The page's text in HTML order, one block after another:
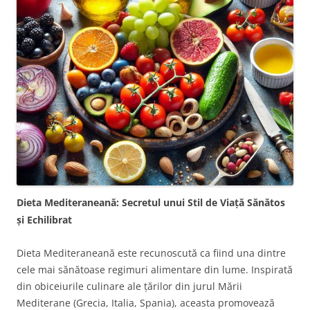
Dieta Mediteraneană: Secretul unui Stil de Viață Sănătos
și Echilibrat
Dieta Mediteraneană este recunoscută ca fiind una dintre
cele mai sănătoase regimuri alimentare din lume. Inspirată
din obiceiurile culinare ale țărilor din jurul Mării
Mediterane (Grecia, Italia, Spania), aceasta promovează